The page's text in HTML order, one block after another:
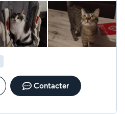
Contacter